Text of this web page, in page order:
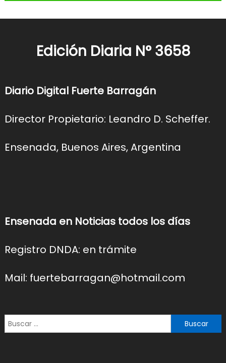
Edición Diaria N° 3658
Diario Digital Fuerte Barragán
Director Propietario: Leandro D. Scheffer.
Ensenada, Buenos Aires, Argentina
Ensenada en Noticias todos los días
Registro DNDA: en trámite
Mail: fuertebarragan@hotmail.com
Buscar: